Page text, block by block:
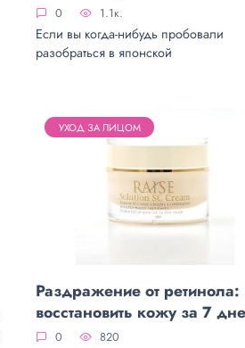
0 1.1к.
Если вы когда-нибудь пробовали
разобраться в японской
УХОД ЗА ЛИЦОМ
Раздражение от ретинола:
восстановить кожу за 7
0 820